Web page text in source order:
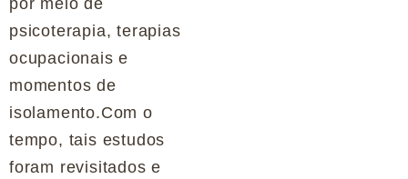
por meio de
psicoterapia, terapias
ocupacionais e
momentos de
isolamento.Com o
tempo, tais estudos
foram revisitados e